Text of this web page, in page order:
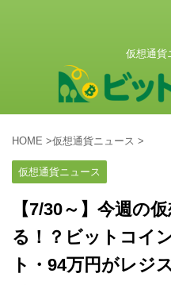
仮想通貨
HOME >仮想通貨ニュース >
仮想通貨ニュース
【7/30～】今週の
る！？ビットコイ
ト・94万円がレジ